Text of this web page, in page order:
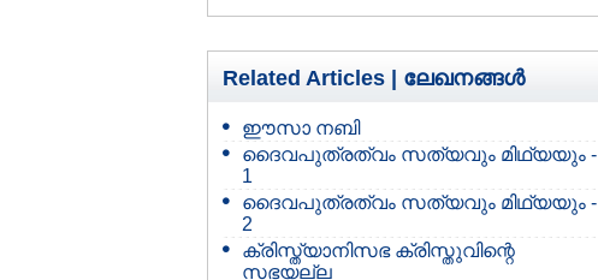
Related Articles | ലേഖനങ്ങള്‍
ഈസാ നബി
ദൈവപുത്രത്വം സത്യവും മിഥ്യയും -
1
ദൈവപുത്രത്വം സത്യവും മിഥ്യയും -
2
ക്രിസ്ത്യാനിസഭ ക്രിസ്തുവിന്റെ
സഭയല്ല